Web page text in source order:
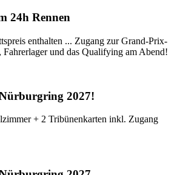
24h Rennen
enthalten ... Zugang zur Grand-Prix-
Fahrerlager und das Qualifying am Abend!
2027!
+ 2 Tribünenkarten inkl. Zugang